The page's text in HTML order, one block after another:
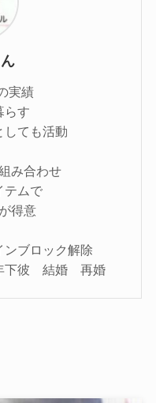
実績
らす
しても活動
み合わせ
テムで
得意
ブロック解除
下彼 結婚 再婚